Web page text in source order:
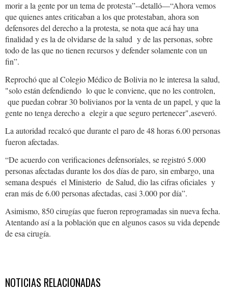
morir a la gente por un tema de protesta”--detalló—“Ahora vemos
que quienes antes criticaban a los que protestaban, ahora son
defensores del derecho a la protesta, se nota que acá hay una
finalidad y es la de olvidarse de la salud y de las personas, sobre
todo de las que no tienen recursos y defender solamente con un
fin”.
Reprochó que al Colegio Médico de Bolivia no le interesa la salud,
"solo están defendiendo lo que le conviene, que no les controlen,
que puedan cobrar 30 bolivianos por la venta de un papel, y que la
gente no tenga derecho a elegir a que seguro pertenecer",aseveró.
La autoridad recalcó que durante el paro de 48 horas 6.00 personas
fueron afectadas.
“De acuerdo con verificaciones defensoríales, se registró 5.000
personas afectadas durante los dos días de paro, sin embargo, una
semana después el Ministerio de Salud, dio las cifras oficiales y
eran más de 6.00 personas afectadas, casi 3.000 por día”.
Asimismo, 850 cirugías que fueron reprogramadas sin nueva fecha.
Atentando así a la población que en algunos casos su vida depende
de esa cirugía.
NOTICIAS RELACIONADAS